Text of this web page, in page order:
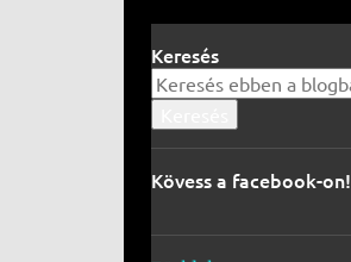
Keresés
Kövess a facebook-on!